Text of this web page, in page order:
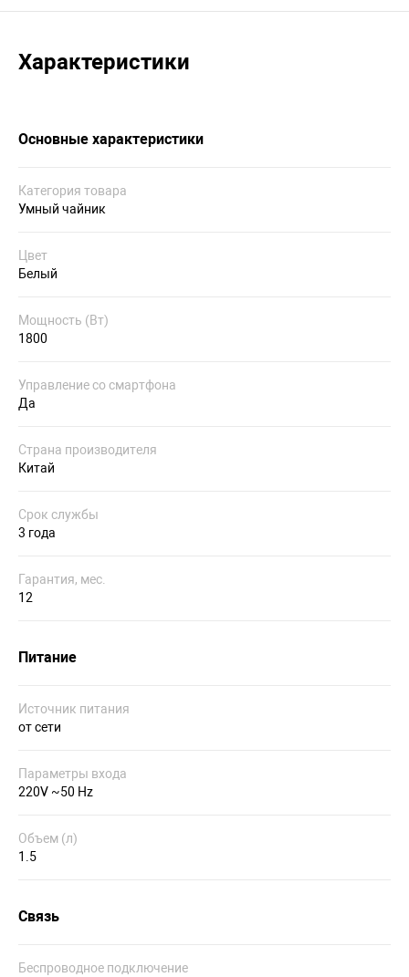
Характеристики
Основные характеристики
Категория товара
Умный чайник
Цвет
Белый
Мощность (Вт)
1800
Управление со смартфона
Да
Страна производителя
Китай
Срок службы
3 года
Гарантия, мес.
12
Питание
Источник питания
от сети
Параметры входа
220V ~50 Hz
Объем (л)
1.5
Связь
Беспроводное подключение